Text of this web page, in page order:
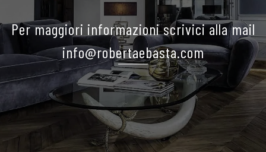
Per maggiori informazioni scrivici alla mail
info@robertaebasta.com